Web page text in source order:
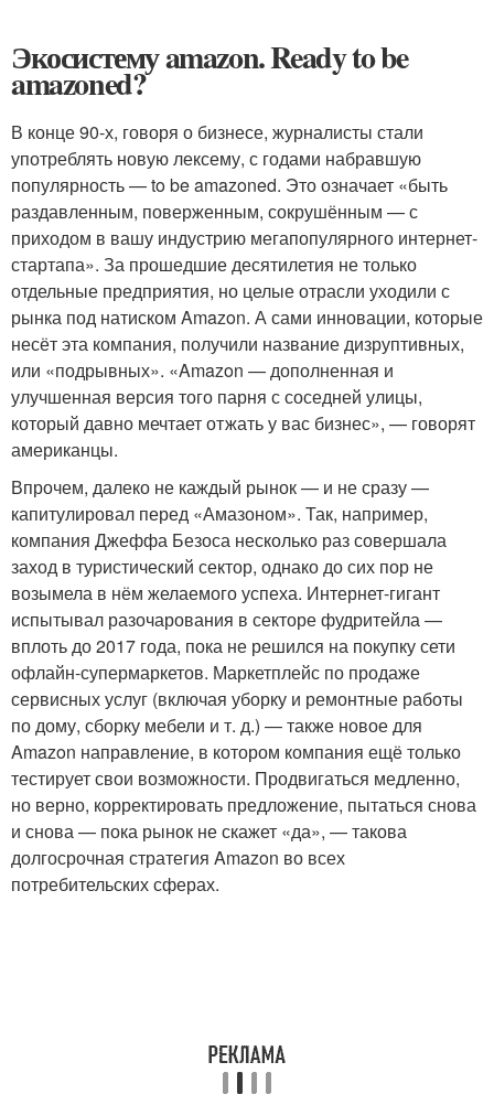
Экосистему amazon. Ready to be
amazoned?
В конце 90-х, говоря о бизнесе, журналисты стали
употреблять новую лексему, с годами набравшую
популярность — to be amazoned. Это означает «быть
раздавленным, поверженным, сокрушённым — с
приходом в вашу индустрию мегапопулярного интернет-
стартапа». За прошедшие десятилетия не только
отдельные предприятия, но целые отрасли уходили с
рынка под натиском Amazon. А сами инновации, которые
несёт эта компания, получили название дизруптивных,
или «подрывных». «Amazon — дополненная и
улучшенная версия того парня с соседней улицы,
который давно мечтает отжать у вас бизнес», — говорят
американцы.
Впрочем, далеко не каждый рынок — и не сразу —
капитулировал перед «Амазоном». Так, например,
компания Джеффа Безоса несколько раз совершала
заход в туристический сектор, однако до сих пор не
возымела в нём желаемого успеха. Интернет-гигант
испытывал разочарования в секторе фудритейла —
вплоть до 2017 года, пока не решился на покупку сети
офлайн-супермаркетов. Маркетплейс по продаже
сервисных услуг (включая уборку и ремонтные работы
по дому, сборку мебели и т. д.) — также новое для
Amazon направление, в котором компания ещё только
тестирует свои возможности. Продвигаться медленно,
но верно, корректировать предложение, пытаться снова
и снова — пока рынок не скажет «да», — такова
долгосрочная стратегия Amazon во всех
потребительских сферах.